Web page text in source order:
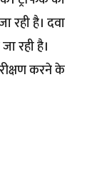
रही है। दवा
रही है।
करने के